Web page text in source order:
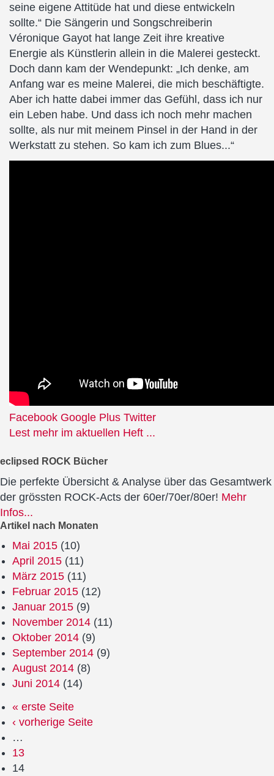
seine eigene Attitüde hat und diese entwickeln
sollte.“ Die Sängerin und Songschreiberin
Véronique Gayot hat lange Zeit ihre kreative
Energie als Künstlerin allein in die Malerei gesteckt.
Doch dann kam der Wendepunkt: „Ich denke, am
Anfang war es meine Malerei, die mich beschäftigte.
Aber ich hatte dabei immer das Gefühl, dass ich nur
ein Leben habe. Und dass ich noch mehr machen
sollte, als nur mit meinem Pinsel in der Hand in der
Werkstatt zu stehen. So kam ich zum Blues...“
Facebook Google Plus Twitter
Lest mehr im aktuellen Heft ...
eclipsed ROCK Bücher
Die perfekte Übersicht & Analyse über das Gesamtwerk
der grössten ROCK-Acts der 60er/70er/80er! Mehr
Infos...
Artikel nach Monaten
Mai 2015 (10)
April 2015 (11)
März 2015 (11)
Februar 2015 (12)
Januar 2015 (9)
November 2014 (11)
Oktober 2014 (9)
September 2014 (9)
August 2014 (8)
Juni 2014 (14)
« erste Seite
‹ vorherige Seite
…
13
14